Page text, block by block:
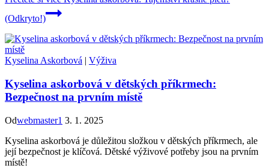
(Odkryto!)
Kyselina Askorbová | Výživa
Kyselina askorbová v dětských příkrmech:
Bezpečnost na prvním místě
Odwebmaster1 3. 1. 2025
Kyselina askorbová je důležitou složkou v dětských příkrmech, ale
její bezpečnost je klíčová. Dětské výživové potřeby jsou na prvním
místě!